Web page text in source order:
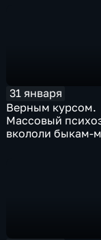
31 января
Верным курсом.
Массовый
вкололи быкам-